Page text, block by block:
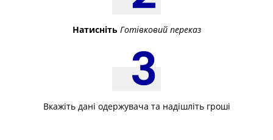
Натисніть Готівковий переказ
Вкажіть дані одержувача та надішліть гроші